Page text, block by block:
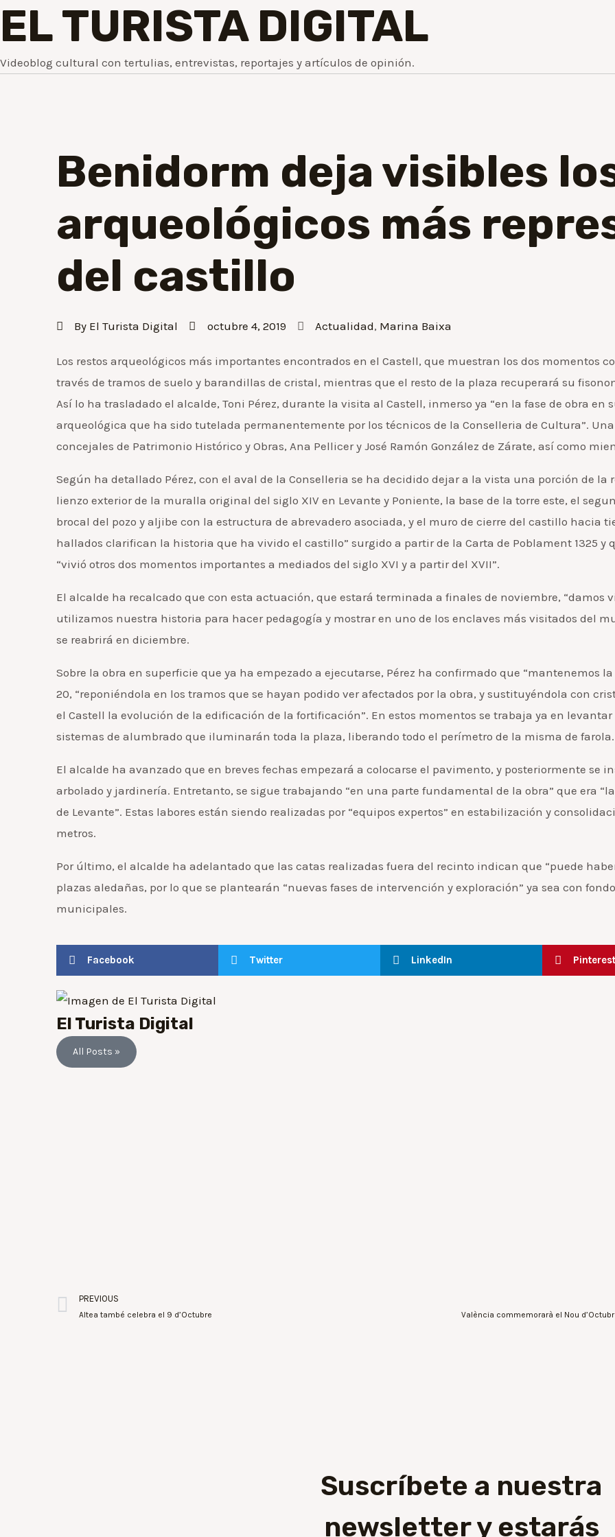
EL TURISTA DIGITAL
Videoblog cultural con tertulias, entrevistas, reportajes y artículos de opinión.
Benidorm deja visibles
arqueológicos más
del castillo
By El Turista Digital octubre 4, 2019 Actualidad, Marina Baixa
Los restos arqueológicos más importantes encontrados en el Castell, que muestran los dos momentos
través de tramos de suelo y barandillas de cristal, mientras que el resto de la plaza recuperará su
Así lo ha trasladado el alcalde, Toni Pérez, durante la visita al Castell, inmerso ya “en la fase de obra
arqueológica que ha sido tutelada permanentemente por los técnicos de la Conselleria de Cultura”.
concejales de Patrimonio Histórico y Obras, Ana Pellicer y José Ramón González de Zárate, así como
Según ha detallado Pérez, con el aval de la Conselleria se ha decidido dejar a la vista una porción de
lienzo exterior de la muralla original del siglo XIV en Levante y Poniente, la base de la torre este, el
brocal del pozo y aljibe con la estructura de abrevadero asociada, y el muro de cierre del castillo hacia
hallados clarifican la historia que ha vivido el castillo” surgido a partir de la Carta de Poblament 1325 y
“vivió otros dos momentos importantes a mediados del siglo XVI y a partir del XVII”.
El alcalde ha recalcado que con esta actuación, que estará terminada a finales de noviembre, “damos
utilizamos nuestra historia para hacer pedagogía y mostrar en uno de los enclaves más visitados del
se reabrirá en diciembre.
Sobre la obra en superficie que ya ha empezado a ejecutarse, Pérez ha confirmado que “mantenemos
20, “reponiéndola en los tramos que se hayan podido ver afectados por la obra, y sustituyéndola con
el Castell la evolución de la edificación de la fortificación”. En estos momentos se trabaja ya en
sistemas de alumbrado que iluminarán toda la plaza, liberando todo el perímetro de la misma de farola.
El alcalde ha avanzado que en breves fechas empezará a colocarse el pavimento, y posteriormente se
arbolado y jardinería. Entretanto, se sigue trabajando “en una parte fundamental de la obra” que era
de Levante”. Estas labores están siendo realizadas por “equipos expertos” en estabilización y
metros.
Por último, el alcalde ha adelantado que las catas realizadas fuera del recinto indican que “puede
plazas aledañas, por lo que se plantearán “nuevas fases de intervención y exploración” ya sea con
municipales.
Facebook Twitter LinkedIn Pinterest
El Turista Digital
All Posts »
PREVIOUS
Altea també celebra el 9 d’Octubre
Suscríbete a nuestra
newsletter y estarás